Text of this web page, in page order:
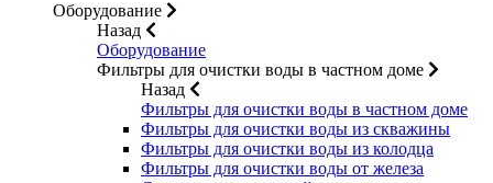
Оборудование
Назад
Оборудование
Фильтры для очистки воды в частном доме
Назад
Фильтры для очистки воды в частном доме
Фильтры для очистки воды из скважины
Фильтры для очистки воды из колодца
Фильтры для очистки воды от железа